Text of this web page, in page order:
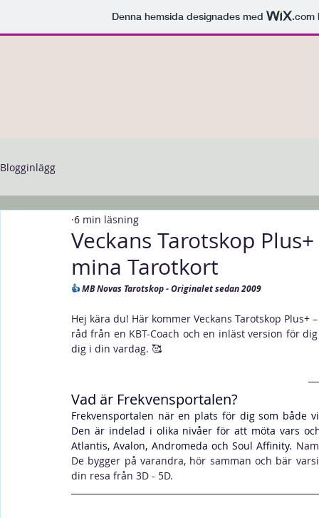
Denna hemsida designades med .com
Blogginlägg
Veckans Tarotskop
mina Tarotkort
6 min läsning
👍 MB Novas Tarotskop - Originalet sedan 2009
Hej kära du! Här kommer Veckans Tarotskop
råd från en KBT-Coach och en inläst version för
dig i din vardag. 🥰
Vad är Frekvensportalen?
Frekvensportalen när en plats för dig som både
Den är indelad i olika nivåer för att möta vars
Atlantis, Avalon, Andromeda och Soul Affinity.
De bygger på varandra, hör samman och bär
din resa från 3D - 5D.